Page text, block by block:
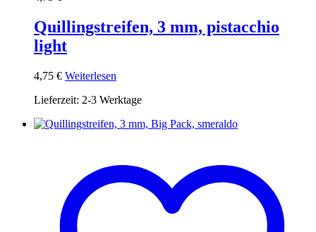
Quillingstreifen, 3 mm, pistacchio
light
4,75 € Weiterlesen
Lieferzeit: 2-3 Werktage